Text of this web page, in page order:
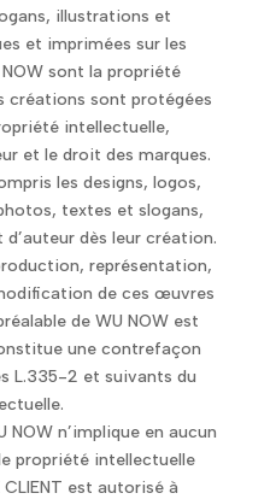
illustrations et
et imprimées sur les
sont la propriété
créations sont protégées
intellectuelle,
et le droit des marques.
les designs, logos,
textes et slogans,
dès leur création.
représentation,
de ces œuvres
de WU NOW est
une contrefaçon
L.335-2 et suivants du
NOW n’implique en aucun
propriété intellectuelle
est autorisé à